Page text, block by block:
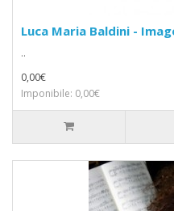
Luca Maria Baldini -
..
0,00€
Imponibile: 0,00€